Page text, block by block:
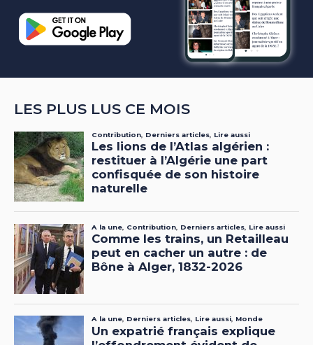
LES PLUS LUS CE MOIS